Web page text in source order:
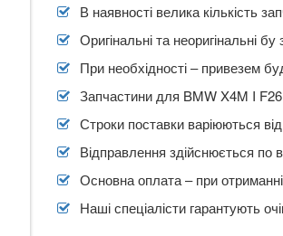
В наявності велика кількість
Оригінальні та неоригінальні
При необхідності – привезем
Запчастини для BMW X4M I
Строки поставки варіюються
Відправлення здійснюється по
Основна оплата – при отриманні
Наші спеціалісти гарантують